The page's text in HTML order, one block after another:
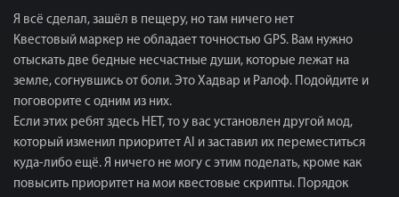
Я всё сделал, зашёл в пещеру, но там ничего нет
Квестовый маркер не обладает точностью GPS. Вам нужно
отыскать две бедные несчастные души, которые лежат на
земле, согнувшись от боли. Это Хадвар и Ралоф. Подойдите и
поговорите с одним из них.
Если этих ребят здесь НЕТ, то у вас установлен другой мод,
который изменил приоритет AI и заставил их переместиться
куда-либо ещё. Я ничего не могу с этим поделать, кроме как
повысить приоритет на мои квестовые скрипты. Порядок